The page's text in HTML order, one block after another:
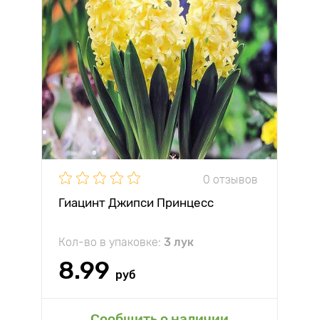
0 отзывов
Гиацинт Джипси Принцесс
Кол-во в упаковке: 3 лук
8.99 руб